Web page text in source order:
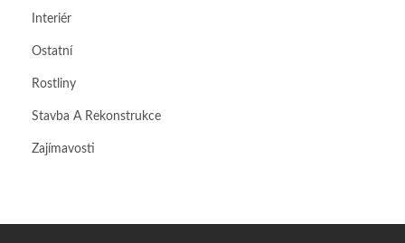
Interiér
Ostatní
Rostliny
Stavba A Rekonstrukce
Zajímavosti